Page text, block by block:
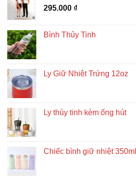
295.000 ₫
Bình Thủy Tinh
Ly Giữ Nhiệt Trứng 12oz
Ly thủy tinh kèm ống hút
Chiếc bình giữ nhiệt 350ml